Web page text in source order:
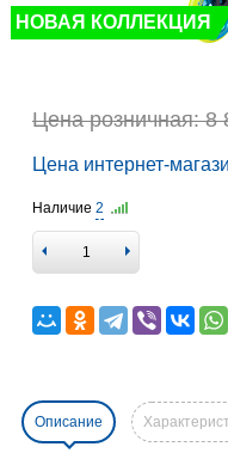
НОВАЯ КОЛЛЕКЦИЯ
Цена розничная: 8
Цена интернет-
Наличие 2
Описание